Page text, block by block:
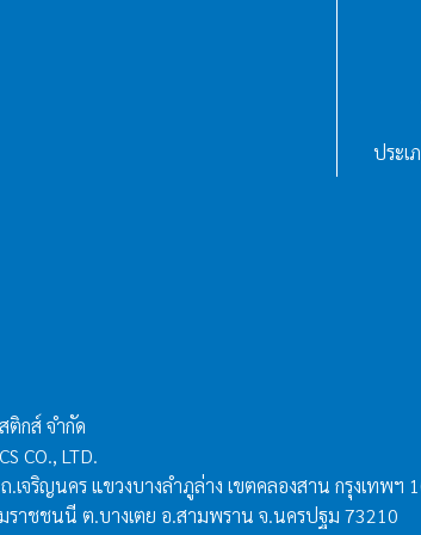
ประเ
ติกส์ จำกัด
CO., LTD.
จริญนคร แขวงบางลำภูล่าง เขตคลองสาน กรุงเทพฯ
ราชชนนี ต.บางเตย อ.สามพราน จ.นครปฐม 73210